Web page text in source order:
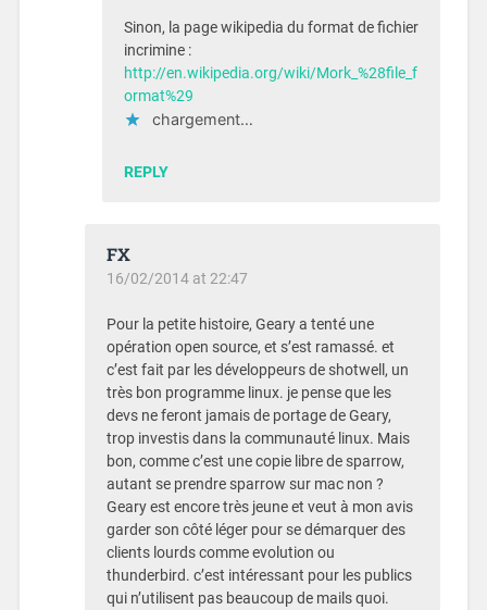
Sinon, la page wikipedia du format de fichier
incrimine :
http://en.wikipedia.org/wiki/Mork_%28file_f
ormat%29
chargement…
REPLY
FX
16/02/2014 at 22:47
Pour la petite histoire, Geary a tenté une
opération open source, et s’est ramassé. et
c’est fait par les développeurs de shotwell, un
très bon programme linux. je pense que les
devs ne feront jamais de portage de Geary,
trop investis dans la communauté linux. Mais
bon, comme c’est une copie libre de sparrow,
autant se prendre sparrow sur mac non ?
Geary est encore très jeune et veut à mon avis
garder son côté léger pour se démarquer des
clients lourds comme evolution ou
thunderbird. c’est intéressant pour les publics
qui n’utilisent pas beaucoup de mails quoi.